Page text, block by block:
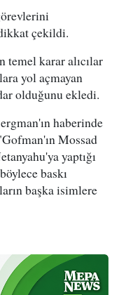
çekildi.
karar alıcılar
yol açmayan
olduğunu ekledi.
haberinde
Mossad
yaptığı
baskı
başka isimlere